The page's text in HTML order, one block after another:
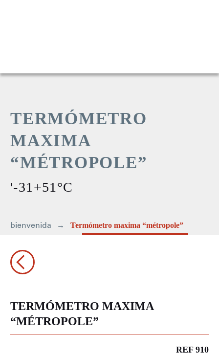
TERMÓMETRO
MAXIMA
“MÉTROPOLE”
'-31+51°C
bienvenida Termómetro maxima “métropole”
TERMÓMETRO MAXIMA
“MÉTROPOLE”
REF 910